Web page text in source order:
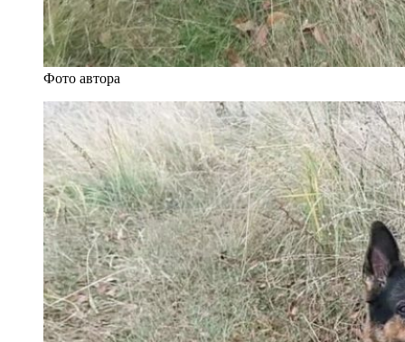
Фото автора